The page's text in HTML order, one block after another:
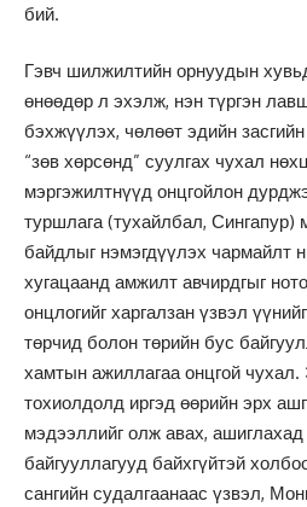
бий.
Гэвч шилжилтийн орнуудын
өнөөдөр л эхэлж, нэн түргэн
бэхжүүлэх, чөлөөт эдийн
“зөв хөрсөнд” суулгах чухал
мэргэжилтнүүд онцгойлон
туршлага (тухайлбал, Сингапур)
байдлыг нэмэгдүүлэх чармайлт
хугацаанд амжилт авчирдгыг
онцлогийг харгалзан үзвэл
төрчид болон төрийн бус
хамтын ажиллагаа онцгой
тохиолдолд иргэд өөрийн эрх
мэдээллийг олж авах,
байгууллагууд байхгүйтэй
сангийн судалгаанаас үзвэл,